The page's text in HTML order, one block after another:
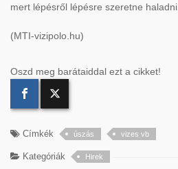
mert lépésről lépésre szeretne haladni.
(MTI-vizipolo.hu)
Oszd meg barátaiddal ezt a cikket!
Címkék úszás vizes vb
Kategóriák Hirek